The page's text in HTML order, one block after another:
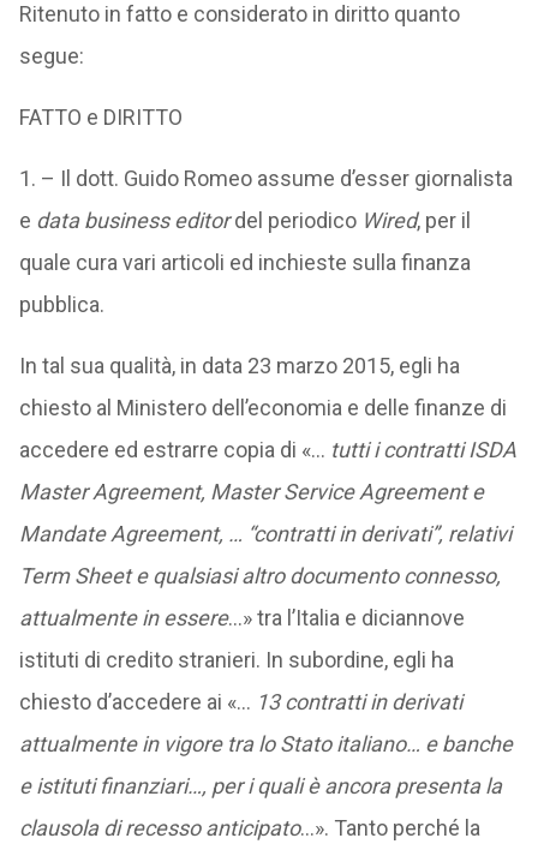
Ritenuto in fatto e considerato in diritto quanto
segue:
FATTO e DIRITTO
1. – Il dott. Guido Romeo assume d’esser giornalista
e data business editordel periodico Wired, per il
quale cura vari articoli ed inchieste sulla finanza
pubblica.
In tal sua qualità, in data 23 marzo 2015, egli ha
chiesto al Ministero dell’economia e delle finanze di
accedere ed estrarre copia di «… tutti i contratti ISDA
Master Agreement, Master Service Agreement e
Mandate Agreement, … “contratti in derivati”, relativi
Term Sheet e qualsiasi altro documento connesso,
attualmente in essere…» tra l’Italia e diciannove
istituti di credito stranieri. In subordine, egli ha
chiesto d’accedere ai «… 13 contratti in derivati
attualmente in vigore tra lo Stato italiano… e banche
e istituti finanziari…, per i quali è ancora presenta la
clausola di recesso anticipato…». Tanto perché la